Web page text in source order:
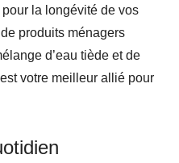
la longévité de vos
produits ménagers
d’eau tiède et de
votre meilleur allié pour